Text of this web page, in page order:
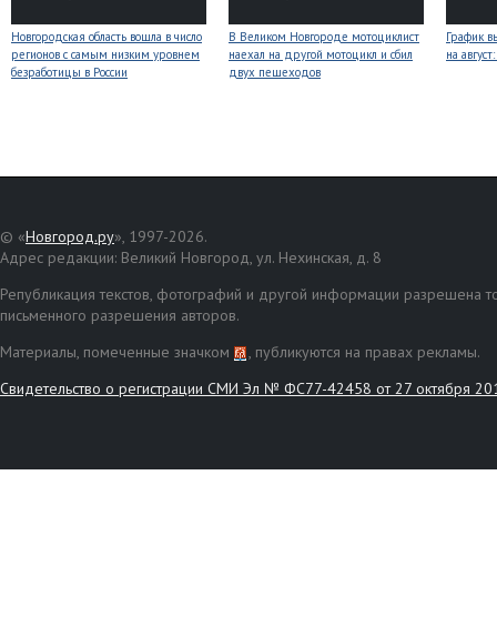
Новгородская область вошла в число
регионов с самым низким уровнем
безработицы в России
В Великом Новгороде мотоциклист
наехал на другой мотоцикл и сбил
двух пешеходов
График
на
© «Новгород.ру», 1997-2026.
Адрес редакции: Великий Новгород, ул. Нехинская, д. 8
Републикация текстов, фотографий и другой информации разрешена
письменного разрешения авторов.
Материалы, помеченные значком
, публикуются на правах рекламы.
Свидетельство о регистрации СМИ Эл № ФС77-42458 от 27 октября